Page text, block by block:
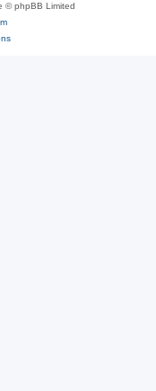
© phpBB Limited